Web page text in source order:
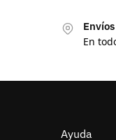
En
Ayuda